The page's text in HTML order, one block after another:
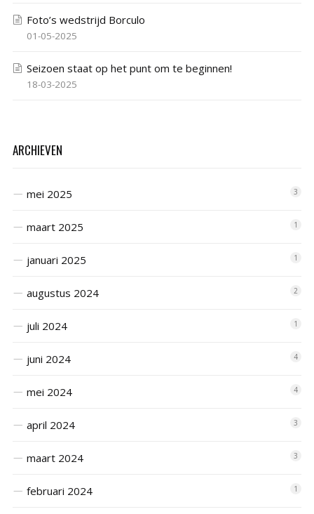
Foto’s wedstrijd Borculo
01-05-2025
Seizoen staat op het punt om te beginnen!
18-03-2025
ARCHIEVEN
mei 2025 3
maart 2025 1
januari 2025 1
augustus 2024 2
juli 2024 1
juni 2024 4
mei 2024 4
april 2024 3
maart 2024 3
februari 2024 1